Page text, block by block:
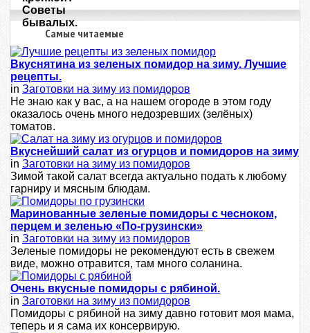
Самые читаемые
Вкуснятина из зеленых помидор на зиму. Лучшие
рецепты.
in Заготовки на зиму из помидоров
Не знаю как у вас, а на нашем огороде в этом году
оказалось очень много недозревших (зелёных)
томатов.
Вкуснейший салат из огурцов и помидоров на зиму
in Заготовки на зиму из помидоров
Зимой такой салат всегда актуально подать к любому
гарниру и мясным блюдам.
Маринованные зеленые помидоры с чесноком,
перцем и зеленью «По-грузински»
in Заготовки на зиму из помидоров
Зеленые помидоры не рекомендуют есть в свежем
виде, можно отравится, там много соланина.
Очень вкусные помидоры с рябиной.
in Заготовки на зиму из помидоров
Помидоры с рябиной на зиму давно готовит моя мама,
теперь и я сама их консервирую.